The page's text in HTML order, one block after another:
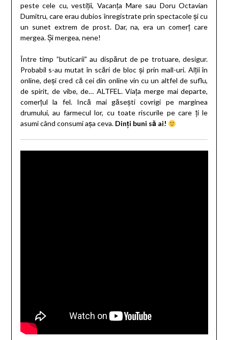
peste cele cu, vestiții, Vacanța Mare sau Doru Octavian
Dumitru, care erau dubios înregistrate prin spectacole și cu
un sunet extrem de prost. Dar, na, era un comerț care
mergea. Și mergea, nene!
Între timp ”buticarii” au dispărut de pe trotuare, desigur.
Probabil s-au mutat în scări de bloc și prin mall-uri. Alții în
online, deși cred că cei din online vin cu un altfel de suflu,
de spirit, de vibe, de… ALTFEL. Viața merge mai departe,
comerțul la fel. Incă mai găsești covrigi pe marginea
drumului, au farmecul lor, cu toate riscurile pe care ți le
asumi când consumi așa ceva.Dinți buni să ai!